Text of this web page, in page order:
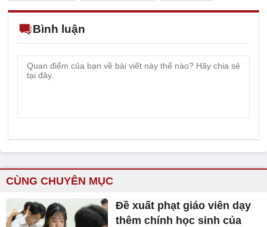
Bình luận
CÙNG CHUYÊN MỤC
Đề xuất phạt giáo viên dạy
thêm chính học sinh của